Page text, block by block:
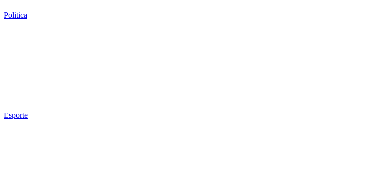
Politica
Esporte